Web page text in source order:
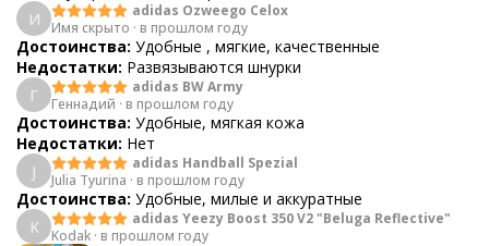
И
adidas Ozweego Celox
Имя скрыто · в прошлом году
Достоинства: Удобные , мягкие, качественные
Недостатки: Развязываются шнурки
Г
adidas BW Army
Геннадий · в прошлом году
Достоинства: Удобные, мягкая кожа
Недостатки: Нет
J
adidas Handball Spezial
Julia Tyurina · в прошлом году
Достоинства: Удобные, милые и аккуратные
K
adidas Yeezy Boost 350 V2 "Beluga Reflective"
Kodak · в прошлом году